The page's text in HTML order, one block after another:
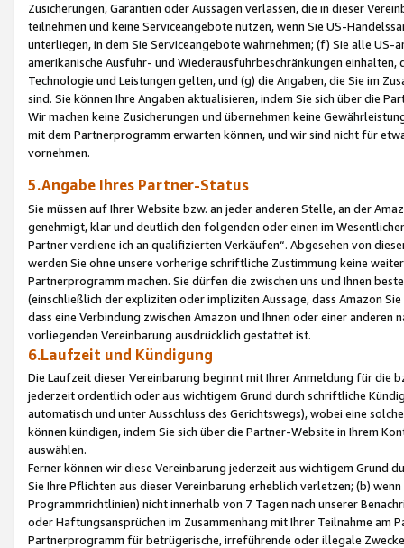
Zusicherungen, Garantien oder Aussagen verlassen, die in dieser
teilnehmen und keine Serviceangebote nutzen, wenn Sie US-
unterliegen, in dem Sie Serviceangebote wahrnehmen; (f) Sie alle
amerikanische Ausfuhr- und Wiederausfuhrbeschränkungen
Technologie und Leistungen gelten, und (g) die Angaben, die Sie im
sind. Sie können Ihre Angaben aktualisieren, indem Sie sich über die
Wir machen keine Zusicherungen und übernehmen keine
mit dem Partnerprogramm erwarten können, und wir sind nicht für
vornehmen.
5.Angabe Ihres Partner-Status
Sie müssen auf Ihrer Website bzw. an jeder anderen Stelle, an der
genehmigt, klar und deutlich den folgenden oder einen im
Partner verdiene ich an qualifizierten Verkäufen“. Abgesehen von
werden Sie ohne unsere vorherige schriftliche Zustimmung keine
Partnerprogramm machen. Sie dürfen die zwischen uns und Ihnen
(einschließlich der expliziten oder impliziten Aussage, dass Amazon
dass eine Verbindung zwischen Amazon und Ihnen oder einer
vorliegenden Vereinbarung ausdrücklich gestattet ist.
6.Laufzeit und Kündigung
Die Laufzeit dieser Vereinbarung beginnt mit Ihrer Anmeldung für die
jederzeit ordentlich oder aus wichtigem Grund durch schriftliche
automatisch und unter Ausschluss des Gerichtswegs), wobei eine
können kündigen, indem Sie sich über die Partner-Website in Ihrem
auswählen.
Ferner können wir diese Vereinbarung jederzeit aus wichtigem Grund
Sie Ihre Pflichten aus dieser Vereinbarung erheblich verletzen; (b)
Programmrichtlinien) nicht innerhalb von 7 Tagen nach unserer
oder Haftungsansprüchen im Zusammenhang mit Ihrer Teilnahme am
Partnerprogramm für betrügerische, irreführende oder illegale